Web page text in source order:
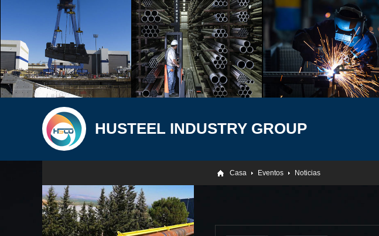
HUSTEEL INDUSTRY GROUP
Casa Eventos Noticias